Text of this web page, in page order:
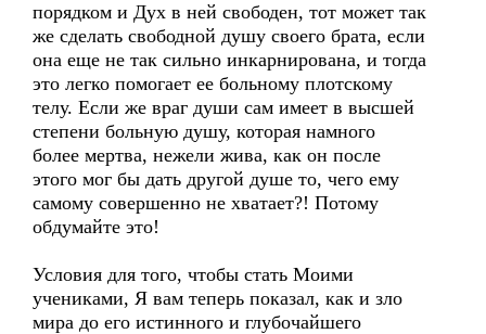
порядком и Дух в ней свободен, тот может так
же сделать свободной душу своего брата, если
она еще не так сильно инкарнирована, и тогда
это легко помогает ее больному плотскому
телу. Если же враг души сам имеет в высшей
степени больную душу, которая намного
более мертва, нежели жива, как он после
этого мог бы дать другой душе то, чего ему
самому совершенно не хватает?! Потому
обдумайте это!
Условия для того, чтобы стать Моими
учениками, Я вам теперь показал, как и зло
мира до его истинного и глубочайшего